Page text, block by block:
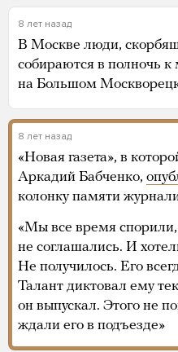
8 лет назад
В Москве люди,
собираются в полночь
на Большом
8 лет назад
«Новая газета», в
Аркадий Бабченко,
колонку памяти
«Мы все время
не соглашались. И
Не получилось. Его
Талант диктовал ему
он выпускал. Этого не
ждали его в подъезде»